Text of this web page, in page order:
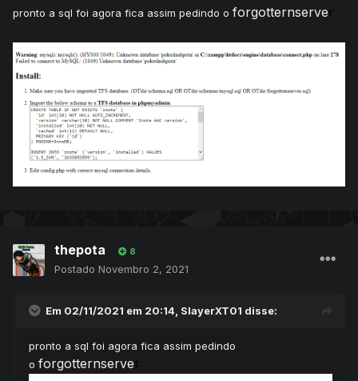
pronto a sql foi agora fica assim pedindo o forgotternserver
thepota 8
Postado Novembro 2, 2021
Em 02/11/2021 em 20:14, SlayerXT01 disse:
pronto a sql foi agora fica assim pedindo
o forgotternserver